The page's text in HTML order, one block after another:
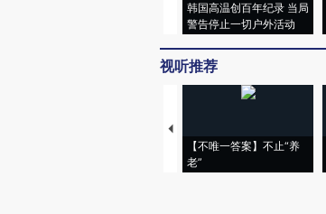
韩国高温创百年纪录 当局
警告停止一切户外活动
视听推荐
【不唯一答案】不止“养
老”